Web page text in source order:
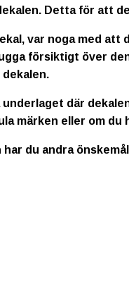
Detta för att
var noga med att
försiktigt över
där
märken eller om
du andra